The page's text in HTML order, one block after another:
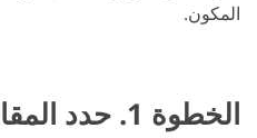
المكون.
الخطوة 1. حدد المقاطع المطلوبة